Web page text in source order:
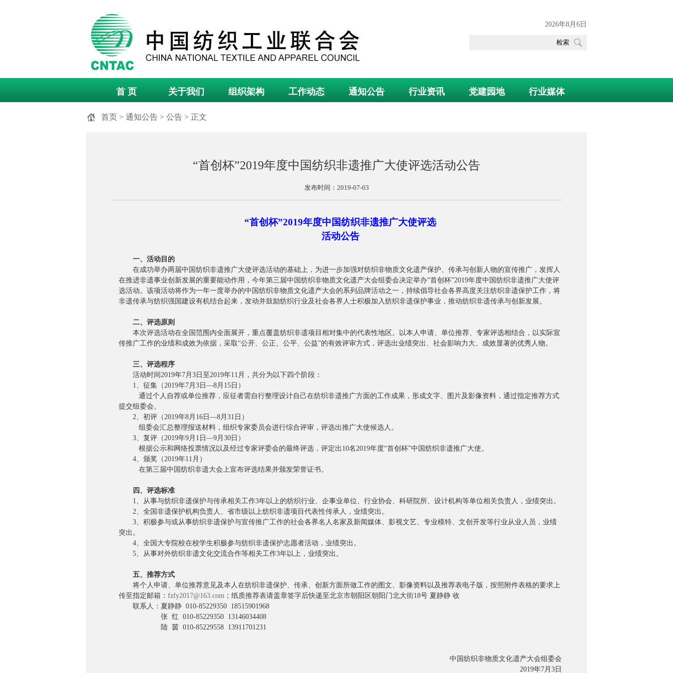
2026年8月6日
首 页 关于我们 组织架构 工作动态 通知公告 行业资讯 党建园地 行业媒体
首页 > 通知公告 > 公告 > 正文
“首创杯”2019年度中国纺织非遗推广大使评选活动公告
发布时间：2019-07-03
“首创杯”2019年度中国纺织非遗推广大使评选
活动公告
一、活动目的
在成功举办两届中国纺织非遗推广大使评选活动的基础上，为进一步加强对纺织非物质文化遗产保护、传承与创新人物的宣传推广，发挥人
在推进非遗事业创新发展的重要能动作用，今年第三届中国纺织非物质文化遗产大会组委会决定举办“首创杯”2019年度中国纺织非遗推广大使评
选活动。该项活动将作为一年一度举办的中国纺织非物质文化遗产大会的系列品牌活动之一，持续倡导社会各界高度关注纺织非遗保护工作，将
非遗传承与纺织强国建设有机结合起来，发动并鼓励纺织行业及社会各界人士积极加入纺织非遗保护事业，推动纺织非遗传承与创新发展。
二、评选原则
本次评选活动在全国范围内全面展开，重点覆盖纺织非遗项目相对集中的代表性地区。以本人申请、单位推荐、专家评选相结合，以实际宣
传推广工作的业绩和成效为依据，采取“公开、公正、公平、公益”的有效评审方式，评选出业绩突出、社会影响力大、成效显著的优秀人物。
三、评选程序
活动时间2019年7月3日至2019年11月，共分为以下四个阶段：
1、征集（2019年7月3日—8月15日）
通过个人自荐或单位推荐，应征者需自行整理设计自己在纺织非遗推广方面的工作成果，形成文字、图片及影像资料，通过指定推荐方式
提交组委会。
2、初评（2019年8月16日—8月31日）
组委会汇总整理报送材料，组织专家委员会进行综合评审，评选出推广大使候选人。
3、复评（2019年9月1日—9月30日）
根据公示和网络投票情况以及经过专家评委会的最终评选，评定出10名2019年度“首创杯”中国纺织非遗推广大使。
4、颁奖（2019年11月）
在第三届中国纺织非遗大会上宣布评选结果并颁发荣誉证书。
四、评选标准
1、从事与纺织非遗保护与传承相关工作3年以上的纺织行业、企事业单位、行业协会、科研院所、设计机构等单位相关负责人，业绩突出。
2、全国非遗保护机构负责人、省市级以上纺织非遗项目代表性传承人，业绩突出。
3、积极参与或从事纺织非遗保护与宣传推广工作的社会各界名人名家及新闻媒体、影视文艺、专业模特、文创开发等行业从业人员，业绩
突出。
4、全国大专院校在校学生积极参与纺织非遗保护志愿者活动，业绩突出。
5、从事对外纺织非遗文化交流合作等相关工作3年以上，业绩突出。
五、推荐方式
将个人申请、单位推荐意见及本人在纺织非遗保护、传承、创新方面所做工作的图文、影像资料以及推荐表电子版，按照附件表格的要求上
传至指定邮箱： fzfy2017@163.com ；纸质推荐表请盖章签字后快递至北京市朝阳区朝阳门北大街18号 夏静静 收
联系人：夏静静 010-85229350 18515901968
张 红 010-85229350 13146034408
陆 茵 010-85229558 13911701231
中国纺织非物质文化遗产大会组委会
2019年7月3日